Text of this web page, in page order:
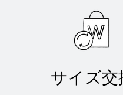
サイズ交